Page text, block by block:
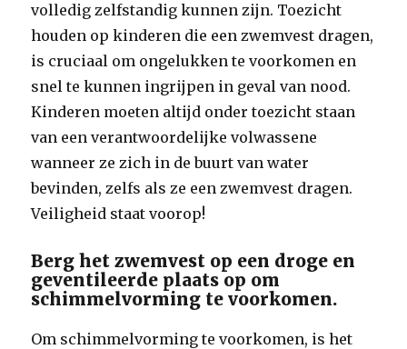
volledig zelfstandig kunnen zijn. Toezicht
houden op kinderen die een zwemvest dragen,
is cruciaal om ongelukken te voorkomen en
snel te kunnen ingrijpen in geval van nood.
Kinderen moeten altijd onder toezicht staan
van een verantwoordelijke volwassene
wanneer ze zich in de buurt van water
bevinden, zelfs als ze een zwemvest dragen.
Veiligheid staat voorop!
Berg het zwemvest op een droge en
geventileerde plaats op om
schimmelvorming te voorkomen.
Om schimmelvorming te voorkomen, is het